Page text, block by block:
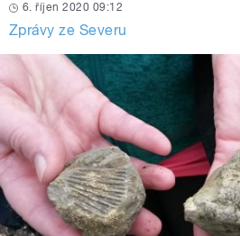
6. říjen 2020 09:12
Zprávy ze Severu